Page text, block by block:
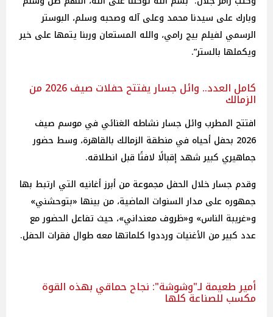
وبارك على سيدنا محمد وعلى آله وصحبه وسلم، البوستر
الرسمي لفيلم بيج رامي، والله المستعان وربنا يتمها على خير
ويكملها بالستر”.
كامل العدد.. وائل جسار يفتتح حفلات صيف 2026 من
الزمالك
افتتح المطرب وائل جسار نشاطه الغنائي في موسم صيف
2026 بحفل أحياه في منطقة الزمالك بالقاهرة، وسط حضور
جماهيري كبير شهد إقبالًا لافتًا قبل انطلاقه.
وقدم جسار خلال الحفل مجموعة من أبرز أغانيه التي ارتبط بها
جمهوره على مدار السنوات الماضية، من بينها «بتوحشني»
و«غريبة الناس» و«ظروف معنداني»، حيث تفاعل الحضور مع
عدد كبير من الأغنيات ورددوا كلماتها معه طوال فقرات الحفل.
أمير طعيمة لـ"وشوشة": نجاح حماقي بهذه القوة
مكسب للصناعة كلها